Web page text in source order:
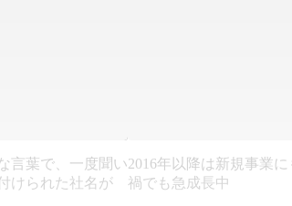
言葉で、一度聞い
けられた社名が
2016年以降は新規事業
禍でも急成長中